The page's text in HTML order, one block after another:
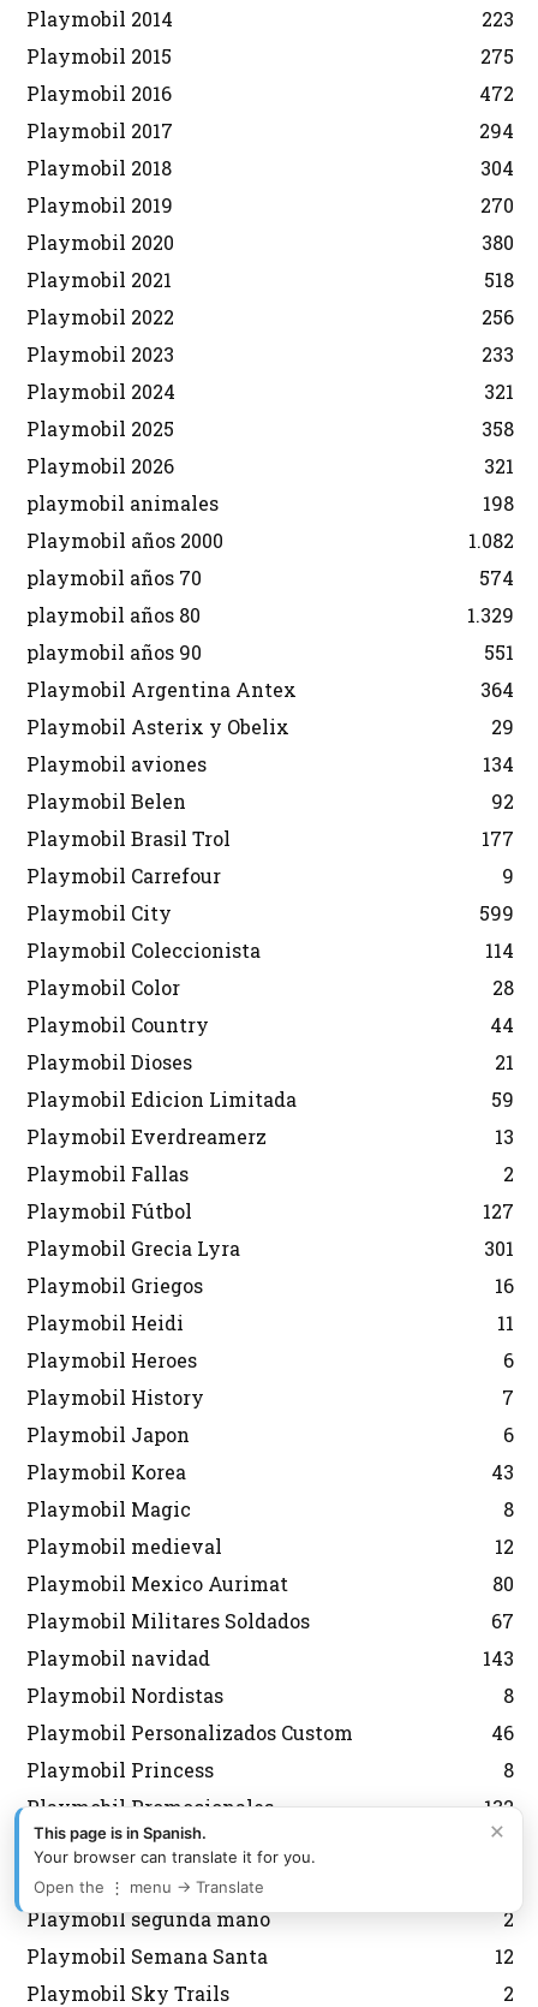
Playmobil 2014
223
Playmobil 2015
275
Playmobil 2016
472
Playmobil 2017
294
Playmobil 2018
304
Playmobil 2019
270
Playmobil 2020
380
Playmobil 2021
518
Playmobil 2022
256
Playmobil 2023
233
Playmobil 2024
321
Playmobil 2025
358
Playmobil 2026
321
playmobil animales
198
Playmobil años 2000
1.082
playmobil años 70
574
playmobil años 80
1.329
playmobil años 90
551
Playmobil Argentina Antex
364
Playmobil Asterix y Obelix
29
Playmobil aviones
134
Playmobil Belen
92
Playmobil Brasil Trol
177
Playmobil Carrefour
9
Playmobil City
599
Playmobil Coleccionista
114
Playmobil Color
28
Playmobil Country
44
Playmobil Dioses
21
Playmobil Edicion Limitada
59
Playmobil Everdreamerz
13
Playmobil Fallas
2
Playmobil Fútbol
127
Playmobil Grecia Lyra
301
Playmobil Griegos
16
Playmobil Heidi
11
Playmobil Heroes
6
Playmobil History
7
Playmobil Japon
6
Playmobil Korea
43
Playmobil Magic
8
Playmobil medieval
12
Playmobil Mexico Aurimat
80
Playmobil Militares Soldados
67
Playmobil navidad
143
Playmobil Nordistas
8
Playmobil Personalizados Custom
46
Playmobil Princess
8
Playmobil Promocionales
132
Playmobil regreso al futuro
10
Playmobil Scooby Doo
Playmobil segunda mano
2
Playmobil Semana Santa
12
Playmobil Sky Trails
2
×
This page is in Spanish.
Your browser can translate it for you.
Open the ⋮ menu → Translate